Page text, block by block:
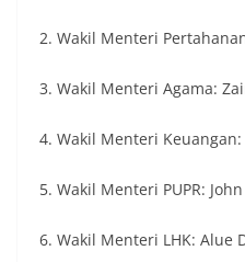
2. Wakil Menteri
3. Wakil Menteri Agama:
4. Wakil Menteri
5. Wakil Menteri PUPR:
6. Wakil Menteri LHK: Alue